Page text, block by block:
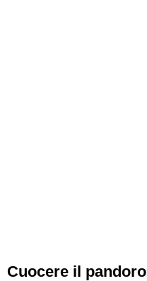
Cuocere il pandoro